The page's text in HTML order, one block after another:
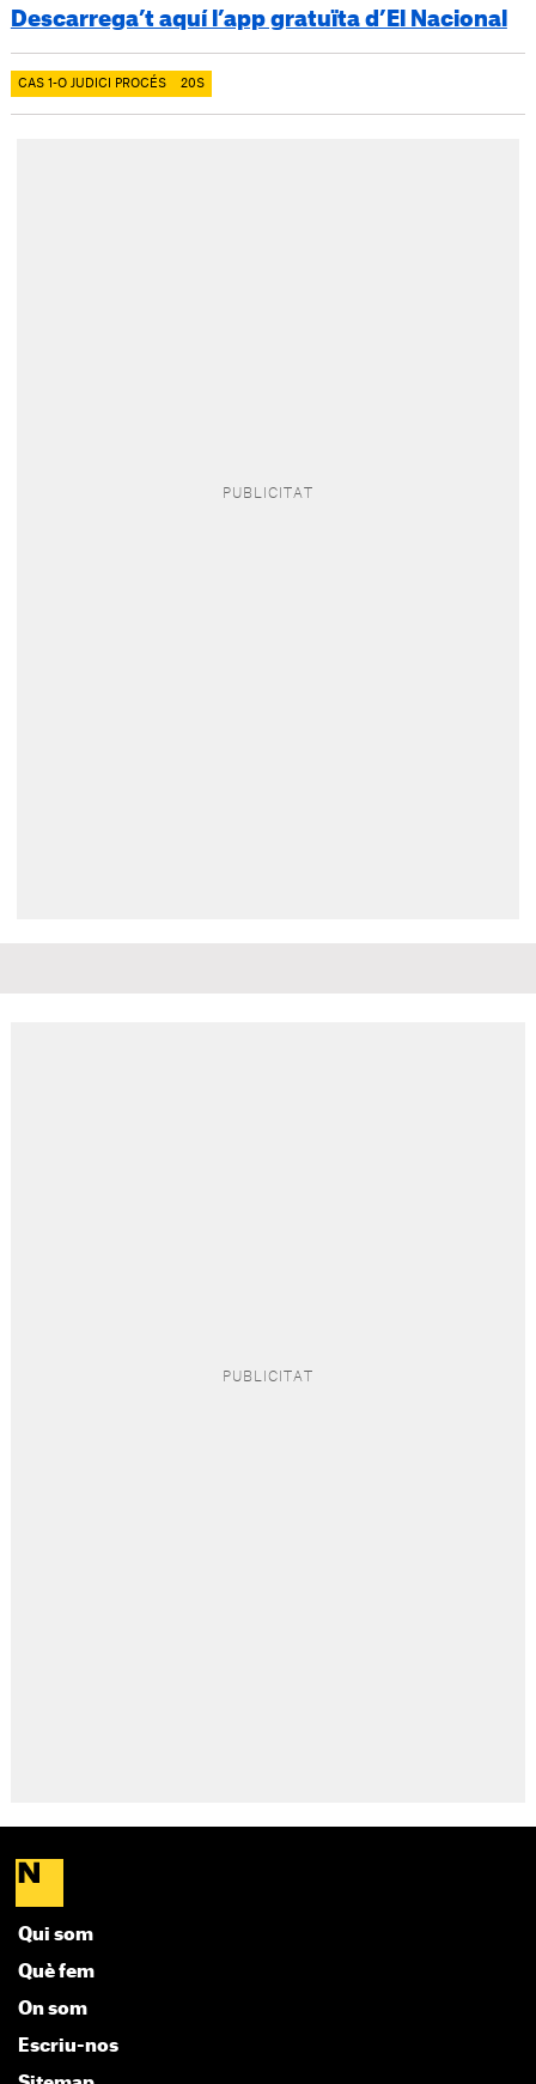
Descarrega’t aquí l’app gratuïta d’El Nacional
CAS 1-O JUDICI PROCÉS 20S
Qui som
Què fem
On som
Escriu-nos